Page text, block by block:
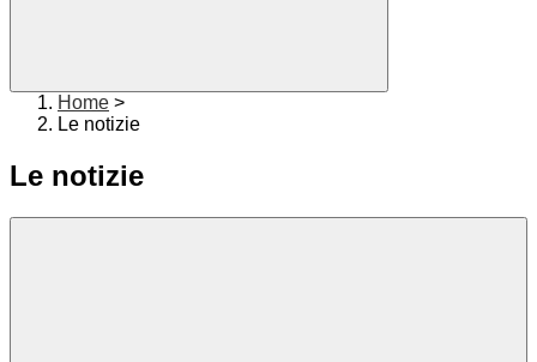
Home >
Le notizie
Le notizie